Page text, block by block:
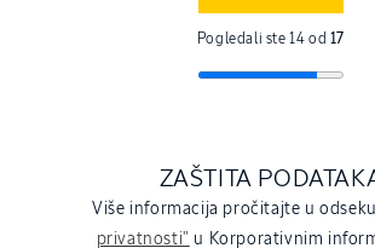
Pogledali ste 14 od 17
ZAŠTITA
Više informacija pročitajte u
privatnosti" u Korporativnim